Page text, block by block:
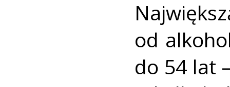
od
do 54 lat